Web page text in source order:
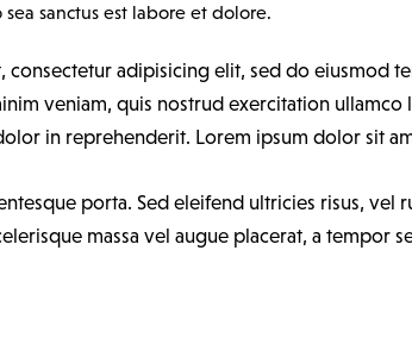
sanctus est labore et dolore.
consectetur adipisicing elit, sed do eiusmod
veniam, quis nostrud exercitation
in reprehenderit. Lorem ipsum dolor sit
porta. Sed eleifend ultricies risus, vel
massa vel augue placerat, a tempor